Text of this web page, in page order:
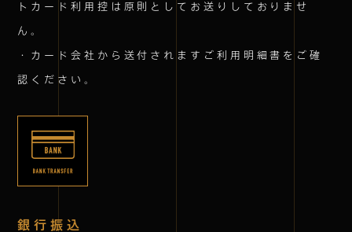
トカード利用控は原則としてお送りしておりませ
ん。
・カード会社から送付されますご利用明細書をご確
認ください。
銀行振込